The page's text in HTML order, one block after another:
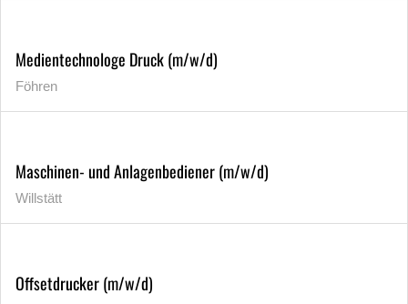
Medientechnologe Druck (m/w/d)
Föhren
Maschinen- und Anlagenbediener (m/w/d)
Willstätt
Offsetdrucker (m/w/d)